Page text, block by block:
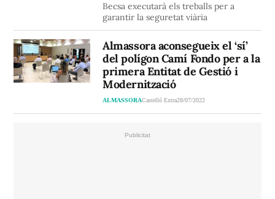
Becsa executarà els treballs per a
garantir la seguretat viària
Almassora aconsegueix el ‘sí’
del polígon Camí Fondo per a la
primera Entitat de Gestió i
Modernització
ALMASSORACastelló Extra28/07/2022